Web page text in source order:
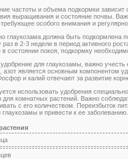
частоты и объема подкормки зависит
выращивания и состояние почвы.
особого внимания и
глаукозама должна быть подкормлена
раз в 2-3 недели в период активного
в состоянии покоя, подкормку
для глаукозамы, важно
азот является основным компонентом
и калий отвечают за развитие
использовать удобрения
для комнатных растений. Важно
с его количеством. Переизбыток
глаукозамы и привести к ее заболеванию.